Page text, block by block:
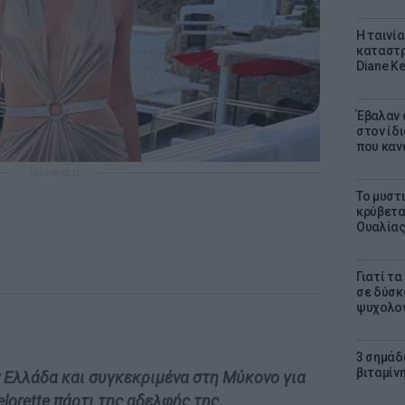
Η
Diane
Έβαλαν
στον
που
Το
Ουαλίας
Γιατί
σε
3
και συγκεκριμένα στη Μύκονο για